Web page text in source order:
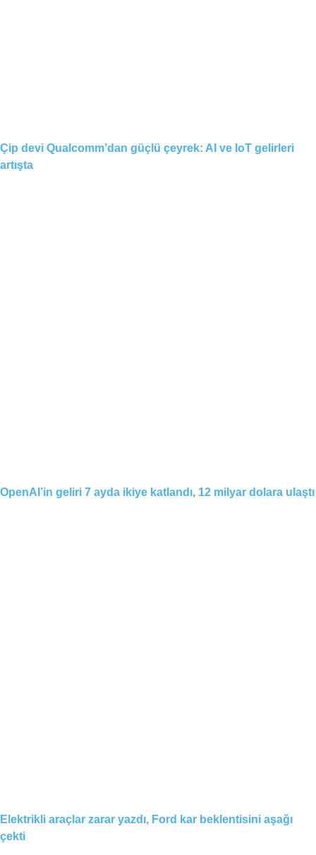
Çip devi Qualcomm’dan güçlü çeyrek: AI ve IoT gelirleri
artışta
OpenAI’in geliri 7 ayda ikiye katlandı, 12 milyar dolara ulaştı
Elektrikli araçlar zarar yazdı, Ford kar beklentisini aşağı
çekti